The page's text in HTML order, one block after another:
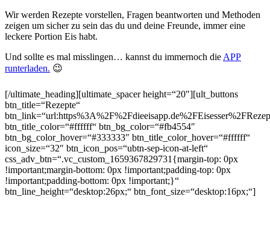
Wir werden Rezepte vorstellen, Fragen beantworten und Methoden
zeigen um sicher zu sein das du und deine Freunde, immer eine
leckere Portion Eis habt.
Und sollte es mal misslingen… kannst du immernoch die APP
runterladen. 😉
[/ultimate_heading][ultimate_spacer height=“20″][ult_buttons
btn_title=“Rezepte“
btn_title_color=“#ffffff“ btn_bg_color=“#fb4554″
btn_bg_color_hover=“#333333″ btn_title_color_hover=“#ffffff“
icon_size=“32″ btn_icon_pos=“ubtn-sep-icon-at-left“
css_adv_btn=“.vc_custom_1659367829731{margin-top: 0px
!important;margin-bottom: 0px !important;padding-top: 0px
!important;padding-bottom: 0px !important;}“
btn_line_height=“desktop:26px;“ btn_font_size=“desktop:16px;“]